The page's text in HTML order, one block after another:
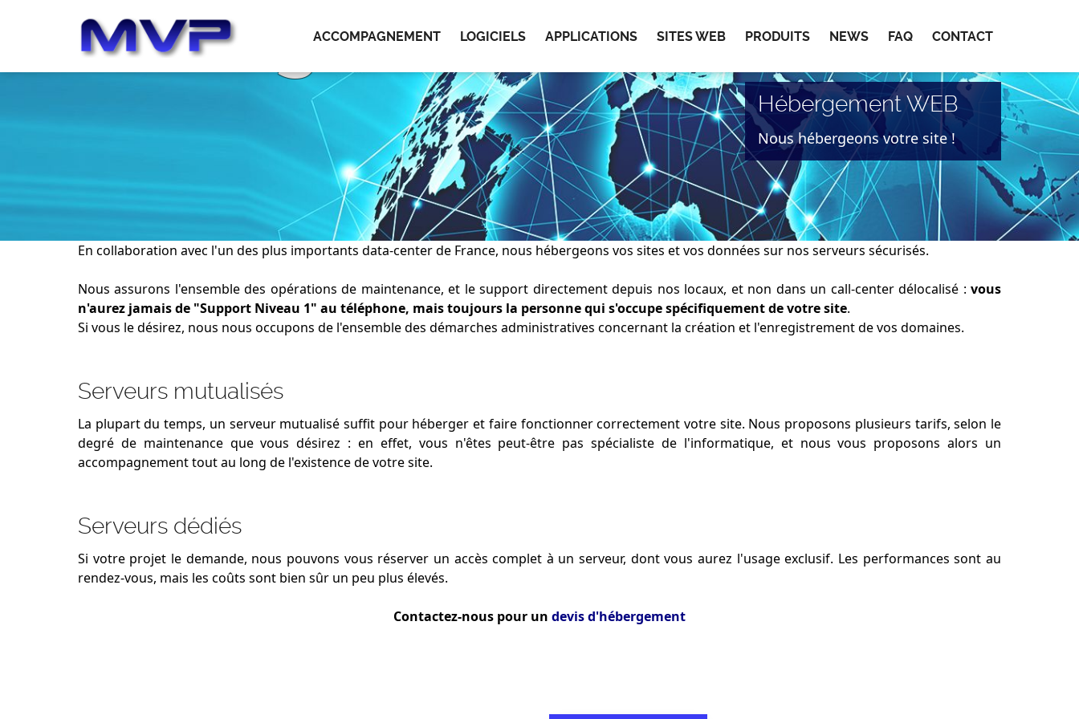
ACCOMPAGNEMENT LOGICIELS APPLICATIONS SITES WEB PRODUITS NEWS FAQ CONTACT
Hébergement WEB
Nous hébergeons votre site !
Héberger
En collaboration avec l'un des plus importants data-center de France, nous hébergeons vos sites et vos données sur nos serveurs sécurisés.
Nous assurons l'ensemble des opérations de maintenance, et le support directement depuis nos locaux, et non dans un call-center délocalisé : vous
n'aurez jamais de "Support Niveau 1" au téléphone, mais toujours la personne qui s'occupe spécifiquement de votre site.
Si vous le désirez, nous nous occupons de l'ensemble des démarches administratives concernant la création et l'enregistrement de vos domaines.
Serveurs mutualisés
La plupart du temps, un serveur mutualisé suffit pour héberger et faire fonctionner correctement votre site. Nous proposons plusieurs tarifs, selon le
degré de maintenance que vous désirez : en effet, vous n'êtes peut-être pas spécialiste de l'informatique, et nous vous proposons alors un
accompagnement tout au long de l'existence de votre site.
Serveurs dédiés
Si votre projet le demande, nous pouvons vous réserver un accès complet à un serveur, dont vous aurez l'usage exclusif. Les performances sont au
rendez-vous, mais les coûts sont bien sûr un peu plus élevés.
Contactez-nous pour un devis d'hébergement